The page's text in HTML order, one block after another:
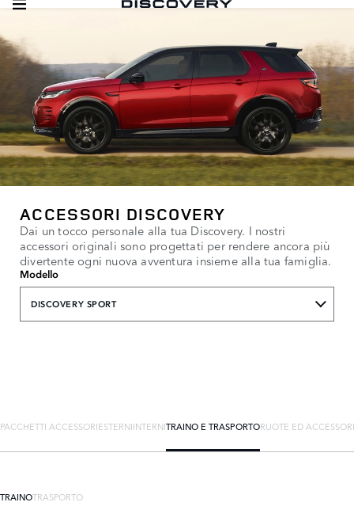
ACCESSORI DISCOVERY
Dai un tocco personale alla tua Discovery. I nostri
accessori originali sono progettati per rendere ancora più
divertente ogni nuova avventura insieme alla tua famiglia.
Modello
DISCOVERY SPORT
PACCHETTI ACCESSORIESTERNIINTERNITRAINO E TRASPORTORUOTE ED ACCESSORI
TRAINOTRASPORTO